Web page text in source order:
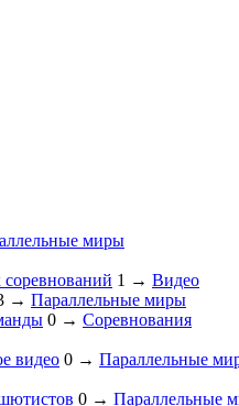
миры
1 → Видео
→ Параллельные миры
0 → Соревнования
видео 0 → Параллельные
0 → Параллельные